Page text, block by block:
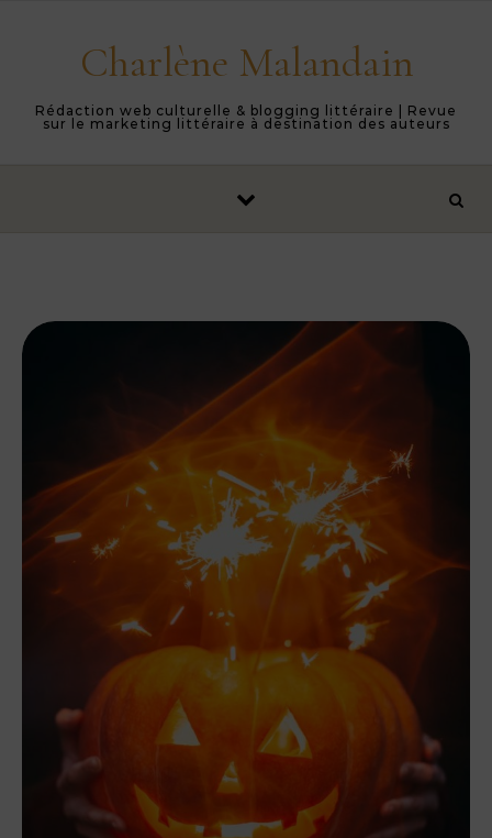
Charlène Malandain
Rédaction web culturelle & blogging littéraire | Revue
sur le marketing littéraire à destination des auteurs